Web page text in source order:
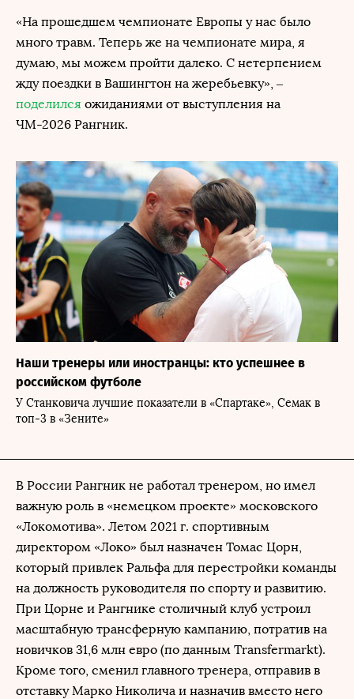
«На прошедшем чемпионате Европы у нас было
много травм. Теперь же на чемпионате мира, я
думаю, мы можем пройти далеко. С нетерпением
жду поездки в Вашингтон на жеребьевку», –
поделился ожиданиями от выступления на
ЧМ-2026 Рангник.
Наши тренеры или иностранцы: кто успешнее в
российском футболе
У Станковича лучшие показатели в «Спартаке», Семак в
топ-3 в «Зените»
В России Рангник не работал тренером, но имел
важную роль в «немецком проекте» московского
«Локомотива». Летом 2021 г. спортивным
директором «Локо» был назначен Томас Цорн,
который привлек Ральфа для перестройки команды
на должность руководителя по спорту и развитию.
При Цорне и Рангнике столичный клуб устроил
масштабную трансферную кампанию, потратив на
новичков 31,6 млн евро (по данным Transfermarkt).
Кроме того, сменил главного тренера, отправив в
отставку Марко Николича и назначив вместо него